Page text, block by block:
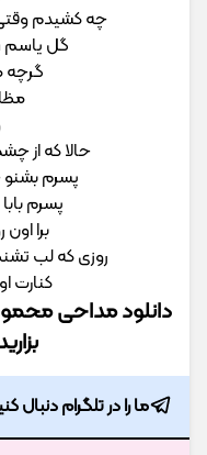
چه کشیدم وقتی
گل یاسم
گرچه
حالا که از
پسرم بشنو
پسرم
برا
روزی که لب
کنارت
دانلود مداحی
ما را در تلگرام دنبال